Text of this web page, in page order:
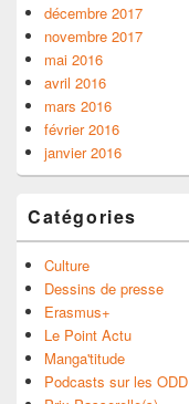
décembre 2017
novembre 2017
mai 2016
avril 2016
mars 2016
février 2016
janvier 2016
Catégories
Culture
Dessins de presse
Erasmus+
Le Point Actu
Manga'titude
Podcasts sur les ODD